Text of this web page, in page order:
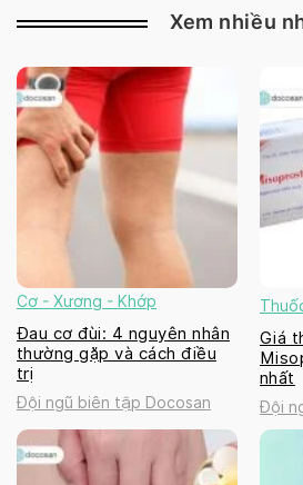
Xem nhiều
Cơ - Xương - Khớp
Đau cơ đùi: 4 nguyên nhân
thường gặp và cách điều
trị
Đội ngũ biên tập Docosan
Giá
nhất
Đội